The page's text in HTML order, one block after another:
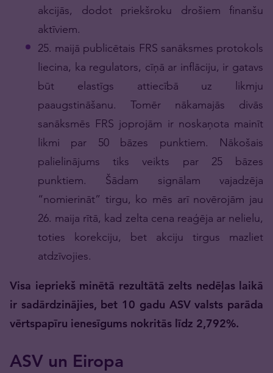
akcijās, dodot priekšroku drošiem finanšu
aktīviem.
25. maijā publicētais FRS sanāksmes protokols
liecina, ka regulators, cīņā ar inflāciju, ir gatavs
būt elastīgs attiecībā uz likmju
paaugstināšanu. Tomēr nākamajās divās
sanāksmēs FRS joprojām ir noskaņota mainīt
likmi par 50 bāzes punktiem. Nākošais
palielinājums tiks veikts par 25 bāzes
punktiem. Šādam signālam vajadzēja
“nomierināt” tirgu, ko mēs arī novērojām jau
26. maija rītā, kad zelta cena reaģēja ar nelielu,
toties korekciju, bet akciju tirgus mazliet
atdzīvojies.
Visa iepriekš minētā rezultātā zelts nedēļas laikā
ir sadārdzinājies, bet 10 gadu ASV valsts parāda
vērtspapīru ienesīgums nokritās līdz 2,792%.
ASV un Eiropa